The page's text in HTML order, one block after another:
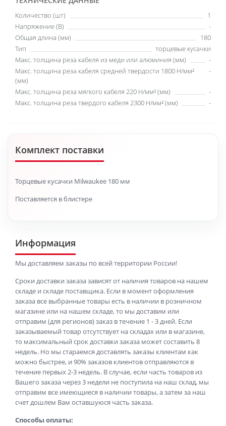
Количество (шт)
1
Напряжение (В)
-
Общая длина (мм)
180
Тип
торцевые кусачки
Макс. толщина реза кабеля из меди или алюминия (мм)
-
Макс. толщина реза кабеля средней твердости 1800 H/мм²
(мм)
-
Макс. толщина реза мягкого кабеля 220 H/мм² (мм)
-
Макс. толщина реза твердого кабеля 2300 H/мм² (мм)
-
Комплект поставки
Торцевые кусачки Milwaukee 180 мм
Поставляется в блистере
Информация
Мы доставляем заказы по всей территории России!
Сроки доставки заказа зависят от наличия товаров на нашем
складе и складе поставщика. Если в момент оформления
заказа все выбранные товары есть в наличии в розничном
магазине или на нашем складе, то мы доставим или
отправим (для регионов) заказ в течение 1 - 3 дней. Если
заказываемый товар отсутствует на складах или в магазине,
то максимальный срок доставки заказа может составить 8
недель. Но мы стараемся доставлять заказы клиентам как
можно быстрее, и 90% заказов клиентов отправляются в
течение первых 2-3 недель. В случае, если часть товаров из
Вашего заказа через 3 недели не поступила на наш склад, мы
отправим все имеющиеся в наличии товары, а затем за наш
счет дошлем Вам оставшуюся часть заказа.
Способы оплаты: